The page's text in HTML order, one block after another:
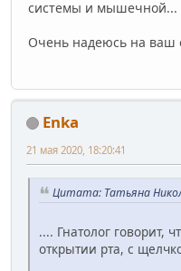
системы и мышечной...
Очень надеюсь на ваш
Enka
21 мая 2020, 18:20:41
Цитата: Татьяна
.... Гнатолог говорит,
открытии рта, с